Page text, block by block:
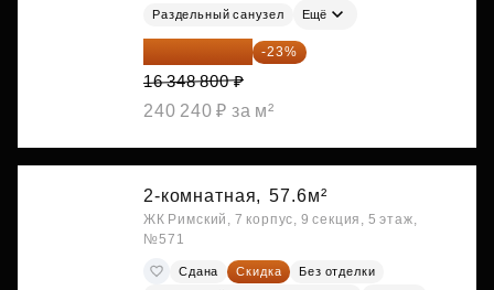
Раздельный санузел Ещё
12 588 576 ₽ -23%
16 348 800 ₽
240 240 ₽ за м²
2-комнатная, 57.6м²
ЖК Римский, 7 корпус, 9 секция, 5 этаж,
№571
Сдана Скидка
Без отделки